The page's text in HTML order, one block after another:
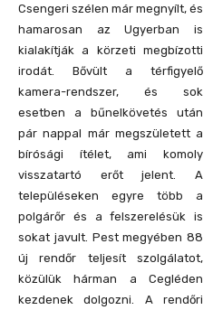
Csengeri szélen már megnyílt, és
hamarosan az Ugyerban is
kialakítják a körzeti megbízotti
irodát. Bővült a térfigyelő
kamera-rendszer, és sok
esetben a bűnelkövetés után
pár nappal már megszületett a
bírósági ítélet, ami komoly
visszatartó erőt jelent. A
településeken egyre több a
polgárőr és a felszerelésük is
sokat javult. Pest megyében 88
új rendőr teljesít szolgálatot,
közülük hárman a Cegléden
kezdenek dolgozni. A rendőri